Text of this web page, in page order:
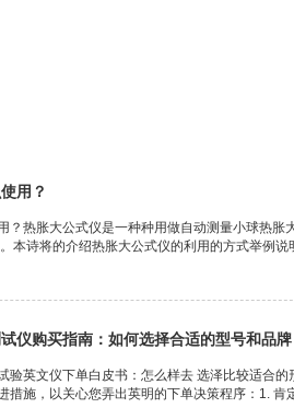
用？
？热胀大公式仪是一种种用做自动测量小球热
本诗将的介绍热胀大公式仪的利用的方式举例
仪购买指南：如何选择合适的型号和品牌
验英文仪下单白皮书：怎么样去 选泽比较适合
措施，以关心您弄出英明的下单决策程序：1. 肯